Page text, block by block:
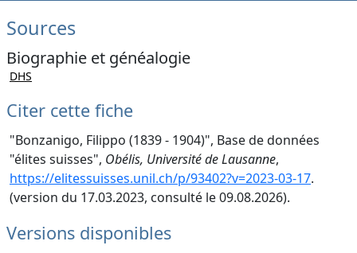
Sources
Biographie et généalogie
DHS
Citer cette fiche
"Bonzanigo, Filippo (1839 - 1904)", Base de données
"élites suisses", Obélis, Université de Lausanne,
https://elitessuisses.unil.ch/p/93402?v=2023-03-17.
(version du 17.03.2023, consulté le 09.08.2026).
Versions disponibles